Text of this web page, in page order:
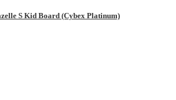
S Kid Board (Cybex Platinum)